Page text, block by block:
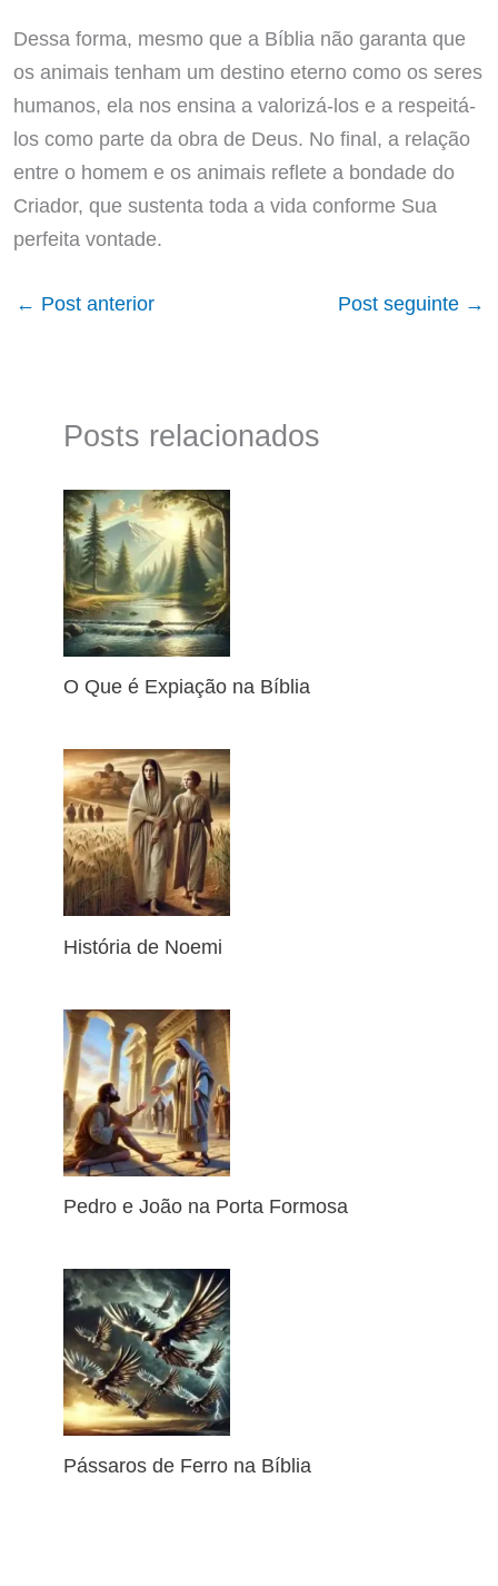
Dessa forma, mesmo que a Bíblia não garanta que
os animais tenham um destino eterno como os seres
humanos, ela nos ensina a valorizá-los e a respeitá-
los como parte da obra de Deus. No final, a relação
entre o homem e os animais reflete a bondade do
Criador, que sustenta toda a vida conforme Sua
perfeita vontade.
← Post anterior Post seguinte →
Posts relacionados
O Que é Expiação na Bíblia
História de Noemi
Pedro e João na Porta Formosa
Pássaros de Ferro na Bíblia